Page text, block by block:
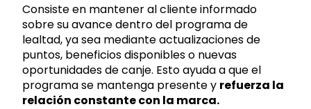
Consiste en mantener al cliente informado
sobre su avance dentro del programa de
lealtad, ya sea mediante actualizaciones de
puntos, beneficios disponibles o nuevas
oportunidades de canje. Esto ayuda a que el
programa se mantenga presente y refuerza la
relación constante con la marca.